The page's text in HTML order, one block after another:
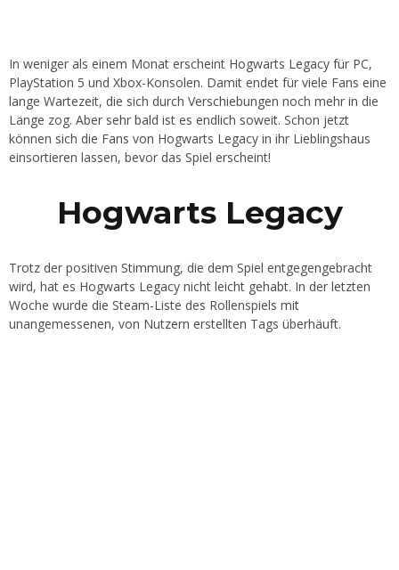
In weniger als einem Monat erscheint Hogwarts Legacy für PC,
PlayStation 5 und Xbox-Konsolen. Damit endet für viele Fans eine
lange Wartezeit, die sich durch Verschiebungen noch mehr in die
Länge zog. Aber sehr bald ist es endlich soweit. Schon jetzt
können sich die Fans von Hogwarts Legacy in ihr Lieblingshaus
einsortieren lassen, bevor das Spiel erscheint!
Hogwarts Legacy
Trotz der positiven Stimmung, die dem Spiel entgegengebracht
wird, hat es Hogwarts Legacy nicht leicht gehabt. In der letzten
Woche wurde die Steam-Liste des Rollenspiels mit
unangemessenen, von Nutzern erstellten Tags überhäuft.